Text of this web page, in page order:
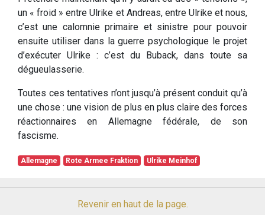
un « froid » entre Ulrike et Andreas, entre Ulrike et nous,
c’est une calomnie primaire et sinistre pour pouvoir
ensuite utiliser dans la guerre psychologique le projet
d’exécuter Ulrike : c’est du Buback, dans toute sa
dégueulasserie.
Toutes ces tentatives n’ont jusqu’à présent conduit qu’à
une chose : une vision de plus en plus claire des forces
réactionnaires en Allemagne fédérale, de son
fascisme.
Allemagne Rote Armee Fraktion Ulrike Meinhof
Revenir en haut de la page.